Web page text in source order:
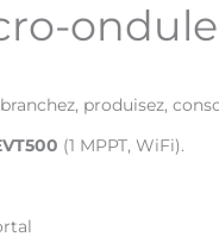
produisez,
(1 MPPT, WiFi).